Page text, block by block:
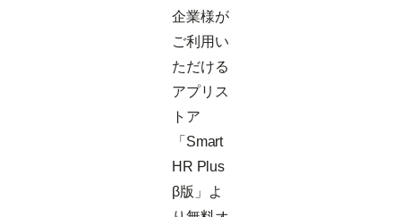
企業様が
ご利用い
ただける
アプリス
トア
「Smart
HR Plus
β版」よ